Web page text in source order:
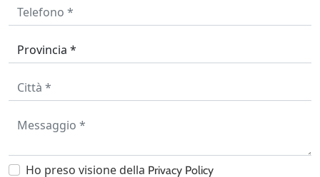
Ho preso visione della Privacy Policy